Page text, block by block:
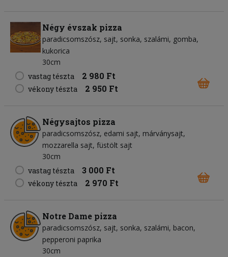
Négy évszak pizza
paradicsomszósz sajt sonka szalámi gomba
kukorica
30cm
vastag tészta
2 980 Ft
vékony tészta 2 950 Ft
Négysajtos pizza
paradicsomszósz edami sajt márványsajt
mozzarella sajt füstölt sajt
30cm
vastag tészta
3 000 Ft
vékony tészta 2 970 Ft
Notre Dame pizza
paradicsomszósz sajt sonka szalámi bacon
pepperoni paprika
30cm